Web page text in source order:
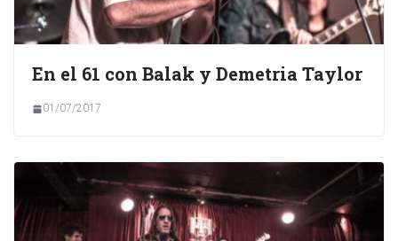
En el 61 con Balak y Demetria Taylor
01/07/2017